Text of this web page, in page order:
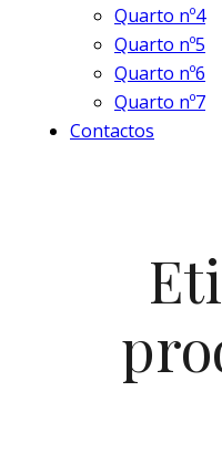
Quarto nº4
Quarto nº5
Quarto nº6
Quarto nº7
Contactos